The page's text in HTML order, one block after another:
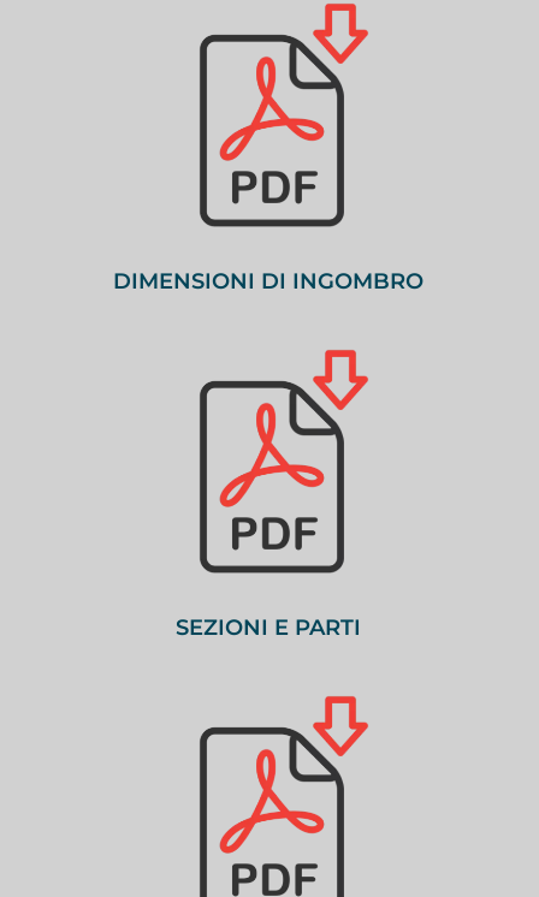
DIMENSIONI DI INGOMBRO
SEZIONI E PARTI